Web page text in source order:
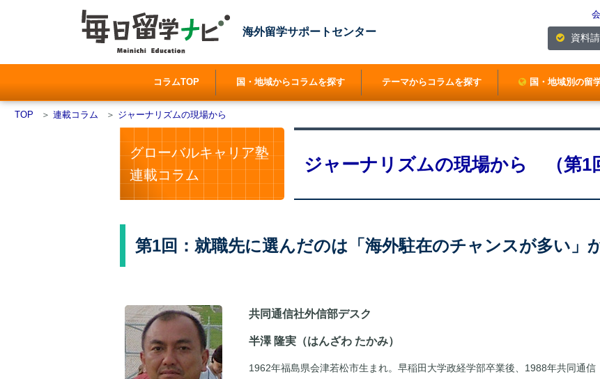
海外留学サポートセンター
資料
コラムTOP 国・地域からコラムを探す テーマからコラムを探す 国・地域別の留
TOP ＞ 連載コラム ＞ ジャーナリズムの現場から
グローバルキャリア塾
連載コラム
ジャーナリズムの現場から （第1
第1回：就職先に選んだのは「海外駐在のチャンスが多い」
共同通信社外信部デスク
半澤 隆実（はんざわ たかみ）
1962年福島県会津若松市生まれ。早稲田大学政経学部卒業後、1988年共同通信